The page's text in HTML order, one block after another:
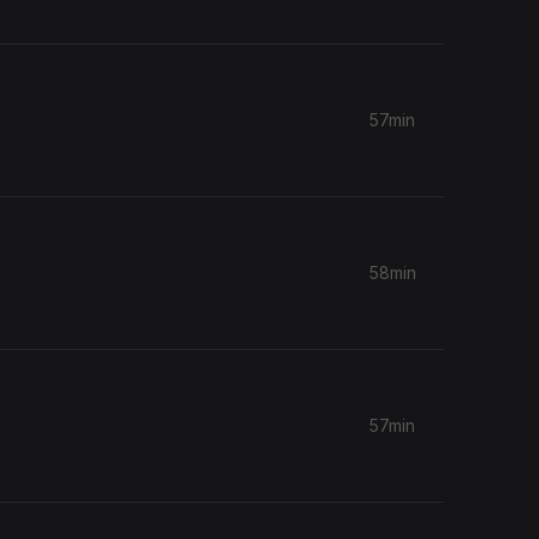
57min
58min
57min